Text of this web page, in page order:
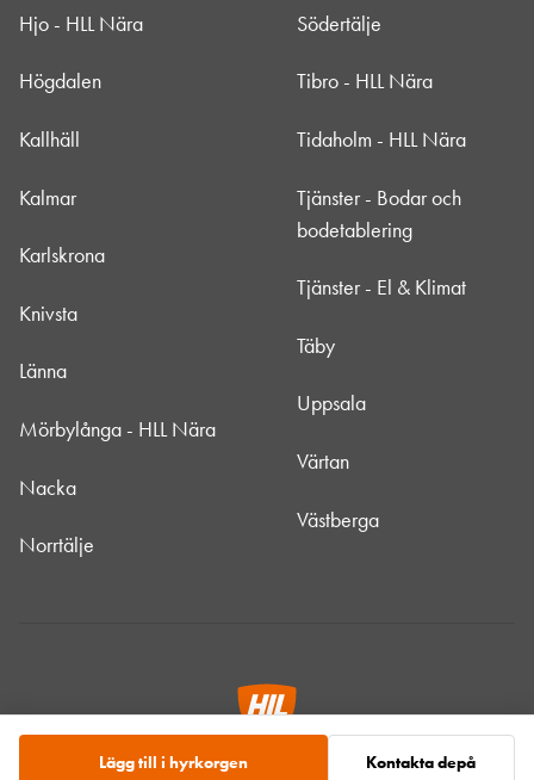
Lägg till i hyrkorgen Kontakta depå
Hjo - HLL Nära
Högdalen
Kallhäll
Kalmar
Karlskrona
Knivsta
Länna
Mörbylånga - HLL Nära
Nacka
Norrtälje
Södertälje
Tibro - HLL Nära
Tidaholm - HLL Nära
Tjänster - Bodar och
bodetablering
Tjänster - El & Klimat
Täby
Uppsala
Värtan
Västberga